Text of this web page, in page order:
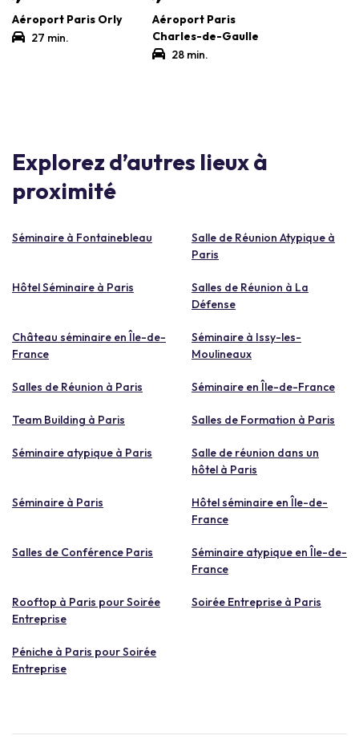
Aéroport Paris Orly
27 min.
Aéroport Paris
Charles-de-Gaulle
28 min.
Explorez d’autres lieux à
proximité
Séminaire à Fontainebleau
Salle de Réunion Atypique à
Paris
Hôtel Séminaire à Paris
Salles de Réunion à La
Défense
Château séminaire en Île-de-
France
Séminaire à Issy-les-
Moulineaux
Salles de Réunion à Paris Séminaire en Île-de-France
Team Building à Paris Salles de Formation à Paris
Séminaire atypique à Paris
Salle de réunion dans un
hôtel à Paris
Séminaire à Paris
Hôtel séminaire en Île-de-
France
Salles de Conférence Paris
Séminaire atypique en Île-de-
France
Rooftop à Paris pour Soirée
Entreprise
Soirée Entreprise à Paris
Péniche à Paris pour Soirée
Entreprise